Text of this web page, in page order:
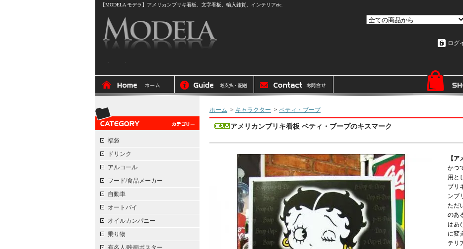
【MODELA モデラ】アメリカンブリキ看板、文字看板、輸入雑貨、インテリアetc.
ログ
福袋
ドリンク
アルコール
フード/食品メーカー
自動車
オートバイ
オイルカンパニー
乗り物
有名人/映画ポスター
ホーム > キャラクター > ベティ・ブープ
アメリカンブリキ看板 ベティ・ブープのキスマーク
【
かつ
用と
ブリ
ンブ
ただ
のあ
はあ
に変
テリ